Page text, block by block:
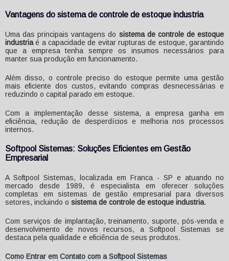
Vantagens do sistema de controle de estoque industria
Uma das principais vantagens do sistema de controle de estoque
industriaé a capacidade de evitar rupturas de estoque, garantindo
que a empresa tenha sempre os insumos necessários para
manter sua produção em funcionamento.
Além disso, o controle preciso do estoque permite uma gestão
mais eficiente dos custos, evitando compras desnecessárias e
reduzindo o capital parado em estoque.
Com a implementação desse sistema, a empresa ganha em
eficiência, redução de desperdícios e melhoria nos processos
internos.
Softpool Sistemas: Soluções Eficientes em Gestão
Empresarial
A Softpool Sistemas, localizada em Franca - SP e atuando no
mercado desde 1989, é especialista em oferecer soluções
completas em sistemas de gestão empresarial para diversos
setores, incluindo o sistema de controle de estoque industria.
Com serviços de implantação, treinamento, suporte, pós-venda e
desenvolvimento de novos recursos, a Softpool Sistemas se
destaca pela qualidade e eficiência de seus produtos.
Como Entrar em Contato com a Softpool Sistemas